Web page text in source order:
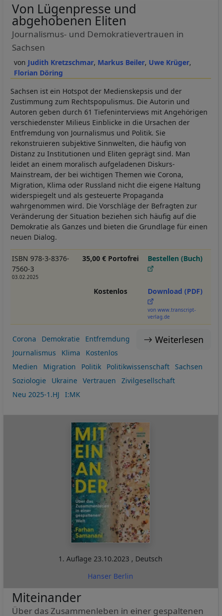
Judith Kretzschmar Markus Beiler Uwe Krüger
Florian Döring
Von Lügenpresse und
abgehobenen Eliten
Journalismus- und Demokratievertrauen in
Sachsen
Sachsen ist ein Hotspot der Medienskepsis und der
Zustimmung zum Rechtspopulismus. Die Autorin und
Autoren geben durch 61 Tiefeninterviews mit Angehörigen
verschiedenster Milieus Einblicke in die Ursachen der
Entfremdung von Journalismus und Politik. Sie
rekonstruieren subjektive Sinnwelten, die häufig von
Distanz zu Institutionen und Eliten geprägt sind. Man
leidet an einem moralisch aufgeladenen Diskurs-
Mainstream, der bei wichtigen Themen wie Corona,
Migration, Klima oder Russland nicht die eigene Haltung
widerspiegelt und als gesteuerte Propaganda
wahrgenommen wird. Die Vorschläge der Befragten zur
Veränderung der Situation beziehen sich häufig auf die
Demokratie als Ganzes und bieten die Grundlage für einen
neuen Dialog.
ISBN 978-3-8376-
7560-3
03.02.2025
35,00 € Portofrei Bestellen (Buch)
Kostenlos Download (PDF)
von www.transcript-
verlag.de
Weiterlesen
Corona Demokratie
Entfremdung
Journalismus
Klima
Kostenlos
Medien
Migration Politik Politikwissenschaft
Sachsen
Soziologie
Ukraine Vertrauen
Zivilgesellschaft
Neu 2025-1.HJ
I:MK
1. Auflage23.10.2023 , Deutsch
Hanser Berlin
Miteinander
Über das Zusammenleben in einer gespaltenen